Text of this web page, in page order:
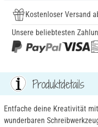
Kostenloser Versand
Unsere beliebtesten
Produktdetails
Entfache deine Kreativität
wunderbaren